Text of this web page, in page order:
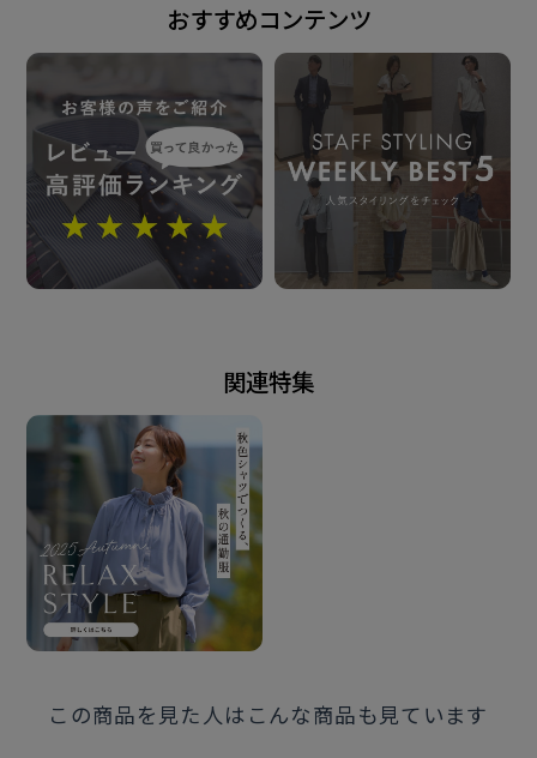
2025年9月9日
この商品に対するお問い合わせ
おすすめコンテンツ
関連特集
この商品を見た人はこんな商品も見ています